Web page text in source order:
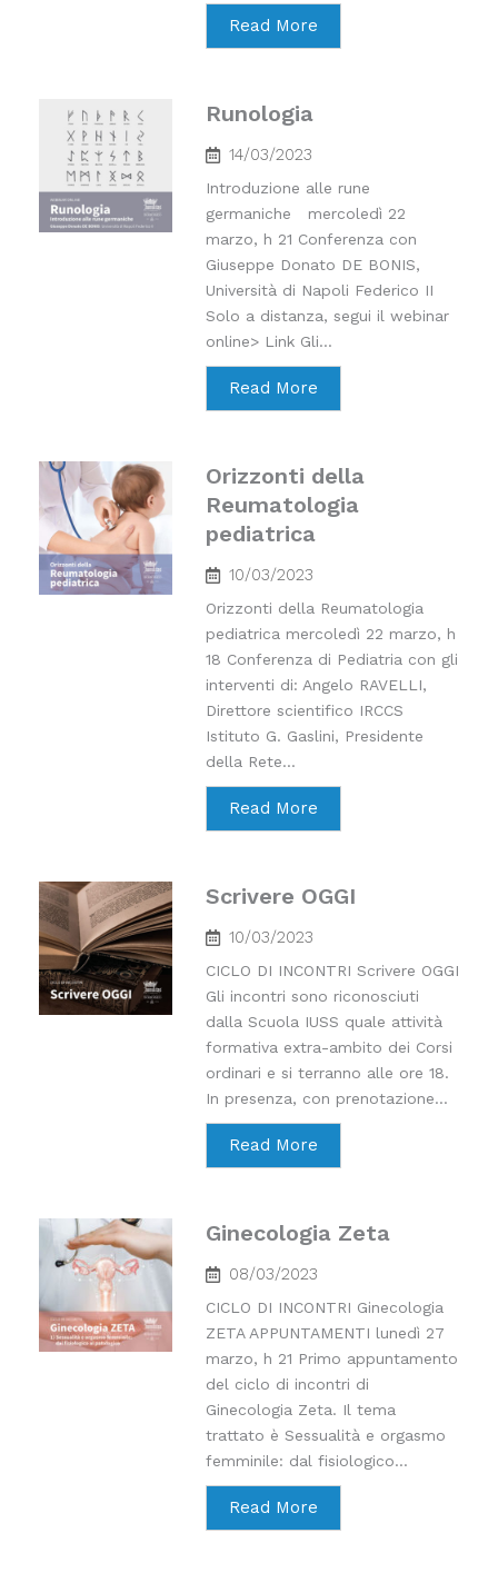
Read More
Runologia
14/03/2023
Introduzione alle rune
germaniche mercoledì 22
marzo, h 21 Conferenza con
Giuseppe Donato DE BONIS,
Università di Napoli Federico II
Solo a distanza, segui il webinar
online> Link Gli...
Read More
Orizzonti della
Reumatologia
pediatrica
10/03/2023
Orizzonti della Reumatologia
pediatrica mercoledì 22 marzo, h
18 Conferenza di Pediatria con gli
interventi di: Angelo RAVELLI,
Direttore scientifico IRCCS
Istituto G. Gaslini, Presidente
della Rete...
Read More
Scrivere OGGI
10/03/2023
CICLO DI INCONTRI Scrivere OGGI
Gli incontri sono riconosciuti
dalla Scuola IUSS quale attività
formativa extra-ambito dei Corsi
ordinari e si terranno alle ore 18.
In presenza, con prenotazione...
Read More
Ginecologia Zeta
08/03/2023
CICLO DI INCONTRI Ginecologia
ZETA APPUNTAMENTI lunedì 27
marzo, h 21 Primo appuntamento
del ciclo di incontri di
Ginecologia Zeta. Il tema
trattato è Sessualità e orgasmo
femminile: dal fisiologico...
Read More